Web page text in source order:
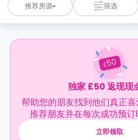
推荐房源 筛选
£50
独家 £50 返现现
帮助您的朋友找到他们真正喜
推荐朋友并在每次成功预订
立即领取